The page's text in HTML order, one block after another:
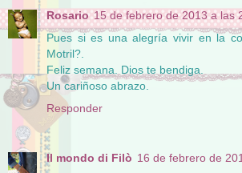
Rosario 15 de febrero de 2013 a las
Pues si es una alegría vivir en la
Motril?.
Feliz semana. Dios te bendiga.
Un cariñoso abrazo.
Responder
Il mondo di Filò 16 de febrero de